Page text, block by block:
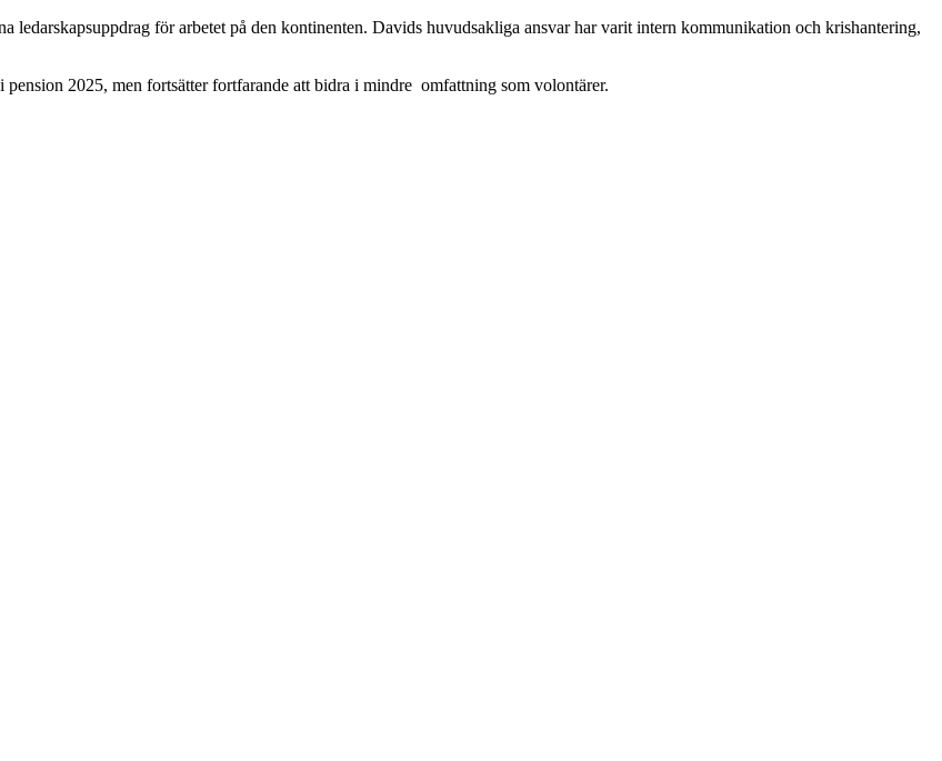
ledarskapsuppdrag för arbetet på den kontinenten. Davids huvudsakliga ansvar har varit intern kommunikation och krishantering,
2025, men fortsätter fortfarande att bidra i mindre omfattning som volontärer.